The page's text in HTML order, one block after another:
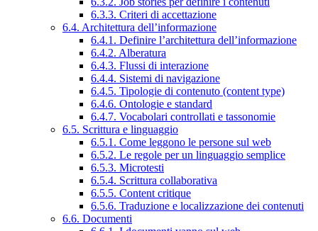
6.3.3. Criteri di accettazione
6.4. Architettura dell’informazione
6.4.1. Definire l’architettura dell’informazione
6.4.2. Alberatura
6.4.3. Flussi di interazione
6.4.4. Sistemi di navigazione
6.4.5. Tipologie di contenuto (content type)
6.4.6. Ontologie e standard
6.4.7. Vocabolari controllati e tassonomie
6.5. Scrittura e linguaggio
6.5.1. Come leggono le persone sul web
6.5.2. Le regole per un linguaggio semplice
6.5.3. Microtesti
6.5.4. Scrittura collaborativa
6.5.5. Content critique
6.5.6. Traduzione e localizzazione dei contenuti
6.6. Documenti